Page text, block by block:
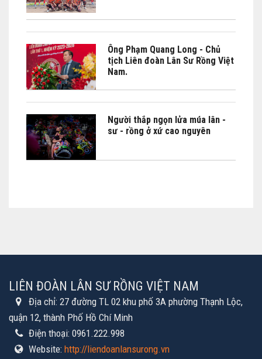
Ông Phạm Quang Long - Chủ
tịch Liên đoàn Lân Sư Rồng Việt
Nam.
Người thắp ngọn lửa múa lân -
sư - rồng ở xứ cao nguyên
LIÊN ĐOÀN LÂN SƯ RỒNG VIỆT NAM
Địa chỉ: 27 đường TL 02 khu phố 3A phường Thạnh Lộc,
quận 12, thành Phố Hồ Chí Minh
Điện thoại: 0961.222.998
Website: http://liendoanlansurong.vn